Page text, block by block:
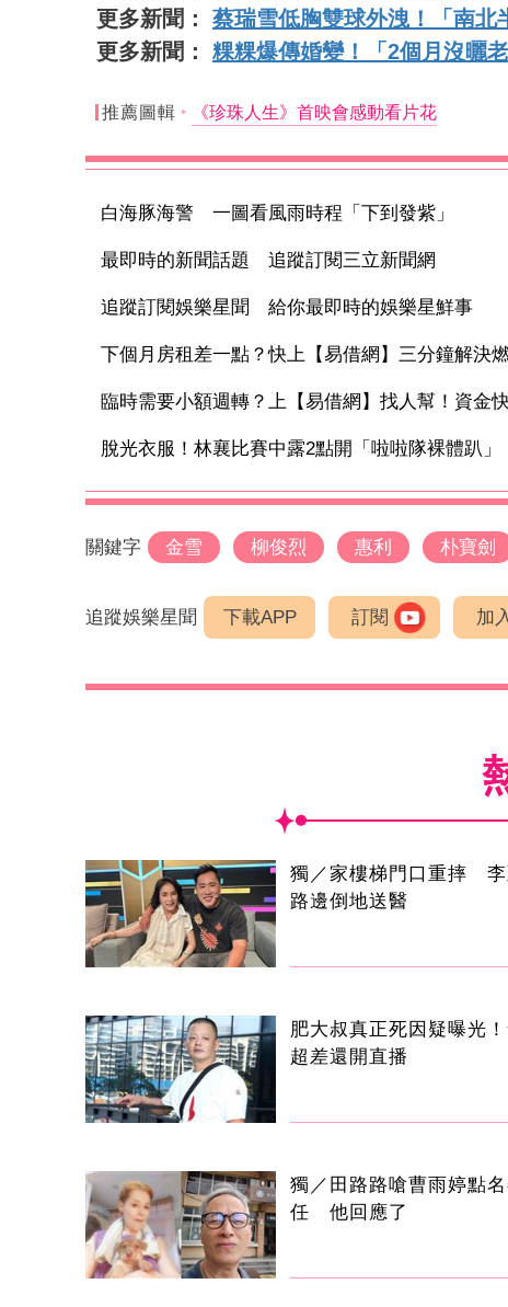
更多新聞： 蔡瑞雪低胸雙球外洩！「南
更多新聞： 粿粿爆傳婚變！「2個月沒曬
推薦圖輯 《珍珠人生》首映會感動看片花
白海豚海警 一圖看風雨時程「下到發紫」
最即時的新聞話題 追蹤訂閱三立新聞網
追蹤訂閱娛樂星聞 給你最即時的娛樂星鮮事
下個月房租差一點？快上【易借網】三分鐘解決
臨時需要小額週轉？上【易借網】找人幫！資金
脫光衣服！林襄比賽中露2點開「啦啦隊裸體趴
關鍵字 金雪 柳俊烈 惠利 朴寶劍
追蹤娛樂星聞 下載APP 訂閱 加
獨／家樓梯門口重摔 李
路邊倒地送醫
肥大叔真正死因疑曝光
超差還開直播
獨／田路路嗆曹雨婷點
任 他回應了